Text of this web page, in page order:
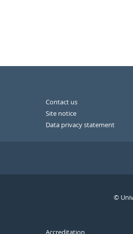
Contact us
Site notice
Data privacy statement
©
Accreditation